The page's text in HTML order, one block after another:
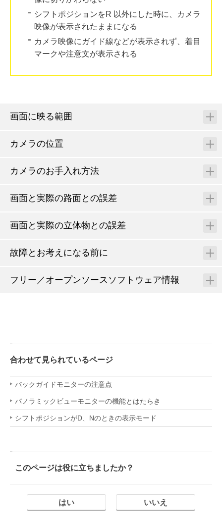
シフトポジションをR 以外にした時に、カメラ
映像が表示されたままになる
カメラ映像にガイド線などが表示されず、着目
マークや注意文が表示される
画面に映る範囲
カメラの位置
カメラのお手入れ方法
画面と実際の路面との誤差
画面と実際の立体物との誤差
故障とお考えになる前に
フリー／オープンソースソフトウェア情報
合わせて見られているページ
バックガイドモニターの注意点
パノラミックビューモニターの機能とはたらき
シフトポジションがD、Nのときの表示モード
このページは役に立ちましたか？
はい いいえ